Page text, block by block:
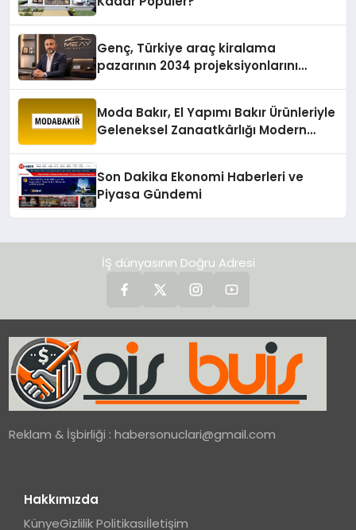
Genç, Türkiye araç kiralama
pazarının 2034 projeksiyonlarını
Moda Bakır, El Yapımı Bakır Ürünleriyle
Geleneksel Zanaatkârlığı Modern
Son Dakika Ekonomi Haberleri ve
Piyasa Gündemi
İŞ dünyasının Doğru Adresi
Reklam & İşbirliği :habersonuclari@gmail.com
Hakkımızda
KünyeGizlilik Politikasıİletişim